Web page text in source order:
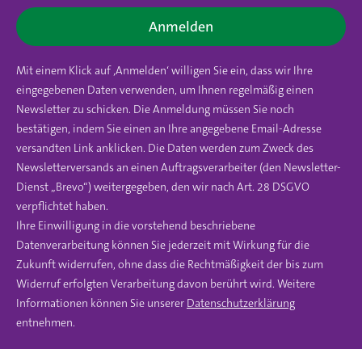
Anmelden
Mit einem Klick auf ‚Anmelden‘ willigen Sie ein, dass wir Ihre
eingegebenen Daten verwenden, um Ihnen regelmäßig einen
Newsletter zu schicken. Die Anmeldung müssen Sie noch
bestätigen, indem Sie einen an Ihre angegebene Email-Adresse
versandten Link anklicken. Die Daten werden zum Zweck des
Newsletterversands an einen Auftragsverarbeiter (den Newsletter-
Dienst „Brevo“) weitergegeben, den wir nach Art. 28 DSGVO
verpflichtet haben.
Ihre Einwilligung in die vorstehend beschriebene
Datenverarbeitung können Sie jederzeit mit Wirkung für die
Zukunft widerrufen, ohne dass die Rechtmäßigkeit der bis zum
Widerruf erfolgten Verarbeitung davon berührt wird. Weitere
Informationen können Sie unserer Datenschutzerklärung
entnehmen.